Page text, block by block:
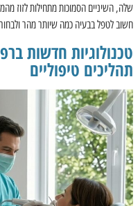
שלה, השיניים הסמוכות מתחילות לזוז
חשוב לטפל בבעיה כמה שיותר מהר
טכנולוגיות חדשות
תהליכים טיפוליים